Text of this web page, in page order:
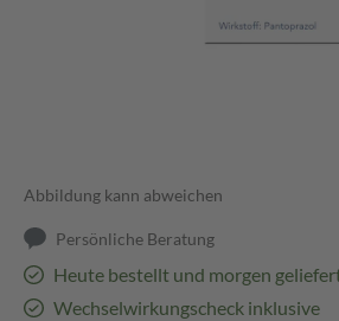
Abbildung kann abweichen
Persönliche Beratung
Heute bestellt und morgen
Wechselwirkungscheck inklusive